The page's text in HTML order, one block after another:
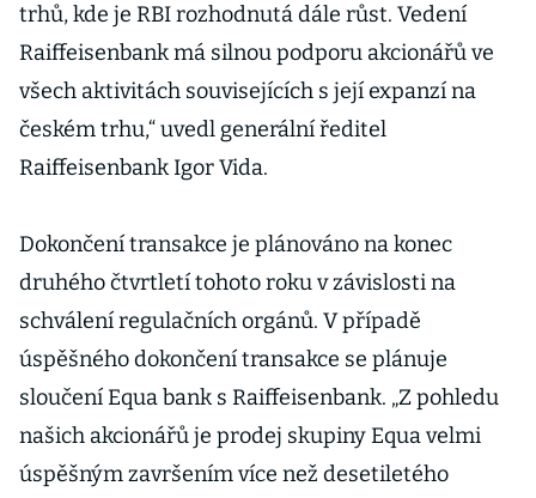
trhů, kde je RBI rozhodnutá dále růst. Vedení
Raiffeisenbank má silnou podporu akcionářů ve
všech aktivitách souvisejících s její expanzí na
českém trhu,“ uvedl generální ředitel
Raiffeisenbank Igor Vida.
Dokončení transakce je plánováno na konec
druhého čtvrtletí tohoto roku v závislosti na
schválení regulačních orgánů. V případě
úspěšného dokončení transakce se plánuje
sloučení Equa bank s Raiffeisenbank. „Z pohledu
našich akcionářů je prodej skupiny Equa velmi
úspěšným završením více než desetiletého